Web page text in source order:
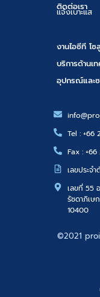
ติดต่อเรา
แจ้งเบาะแส
งานไอซีที โ
บริการด้านเ
อุปกรณ์และ
Tel : +66
Fax :
เลขประจ
เลขที่ 55
รัชดาภิเษ
10400
©2021